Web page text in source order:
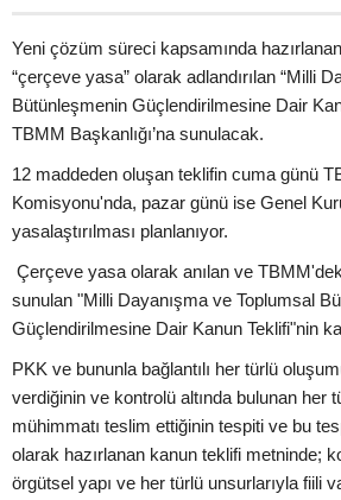
Yeni çözüm süreci kapsamında
“çerçeve yasa” olarak adlandırılan “Milli
Bütünleşmenin Güçlendirilmesine Dair
TBMM Başkanlığı’na sunulacak.
12 maddeden oluşan teklifin cuma günü
Komisyonu'nda, pazar günü ise Genel
yasalaştırılması planlanıyor.
Çerçeve yasa olarak anılan ve
sunulan "Milli Dayanışma ve Toplumsal
Güçlendirilmesine Dair Kanun Teklifi"nin
PKK ve bununla bağlantılı her türlü
verdiğinin ve kontrolü altında bulunan her
mühimmatı teslim ettiğinin tespiti ve bu
olarak hazırlanan kanun teklifi metninde;
örgütsel yapı ve her türlü unsurlarıyla fiili